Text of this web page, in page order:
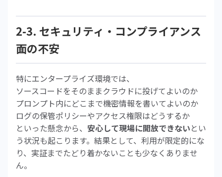
2-3. セキュリティ・コンプライアンス
面の不安
特にエンタープライズ環境では、
ソースコードをそのままクラウドに投げてよいのか
プロンプト内にどこまで機密情報を書いてよいのか
ログの保管ポリシーやアクセス権限はどうするか
といった懸念から、 安心して現場に開放できないとい
う状況も起こります。結果として、利用が限定的にな
り、実証までたどり着かないことも少なくありませ
ん。